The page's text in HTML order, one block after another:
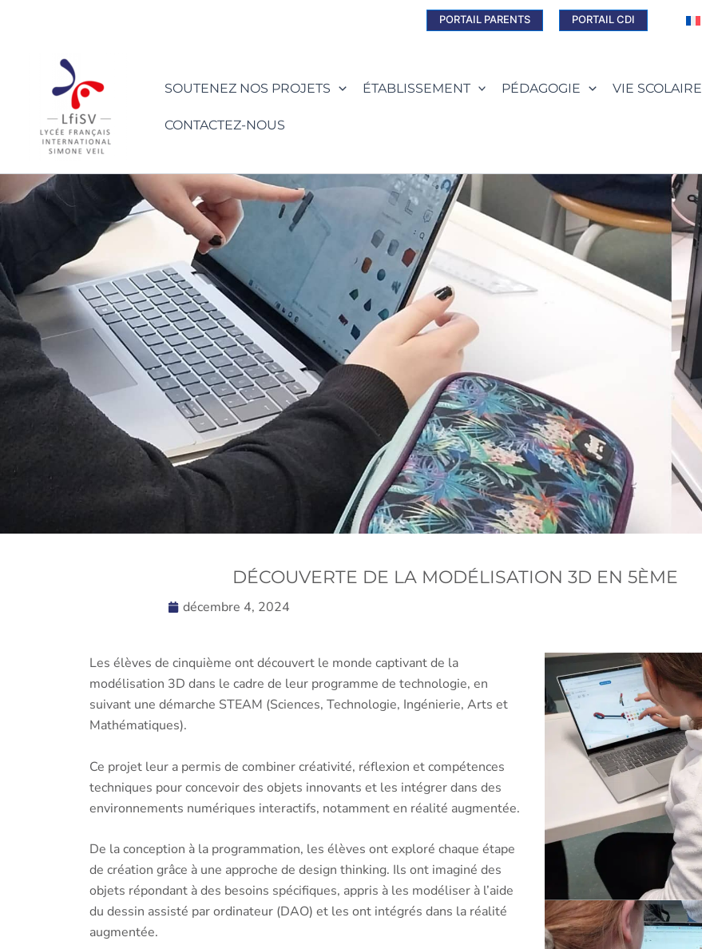
PORTAIL PARENTS PORTAIL CDI
SOUTENEZ NOS PROJETS ÉTABLISSEMENT PÉDAGOGIE VIE SCOLAIRE
CONTACTEZ-NOUS
DÉCOUVERTE DE LA MODÉLISATION 3D EN 5ÈME
décembre 4, 2024
Les élèves de cinquième ont découvert le monde captivant de la
modélisation 3D dans le cadre de leur programme de technologie, en
suivant une démarche STEAM (Sciences, Technologie, Ingénierie, Arts et
Mathématiques).
Ce projet leur a permis de combiner créativité, réflexion et compétences
techniques pour concevoir des objets innovants et les intégrer dans des
environnements numériques interactifs, notamment en réalité augmentée.
De la conception à la programmation, les élèves ont exploré chaque étape
de création grâce à une approche de design thinking. Ils ont imaginé des
objets répondant à des besoins spécifiques, appris à les modéliser à l’aide
du dessin assisté par ordinateur (DAO) et les ont intégrés dans la réalité
augmentée.